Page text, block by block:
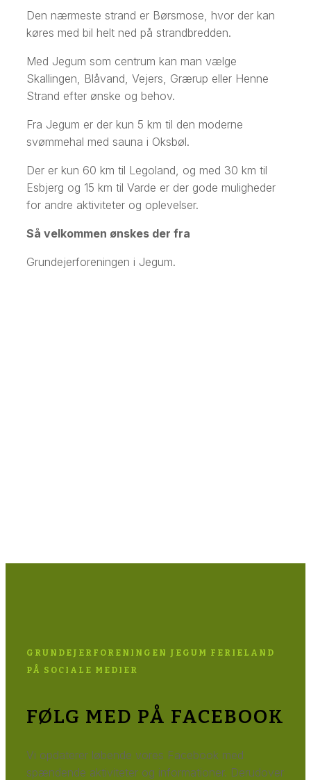
Den nærmeste strand er Børsmose, hvor der kan
køres med bil helt ned på strandbredden.
Med Jegum som centrum kan man vælge
Skallingen, Blåvand, Vejers, Grærup eller Henne
Strand efter ønske og behov.
Fra Jegum er der kun 5 km til den moderne
svømmehal med sauna i Oksbøl.
Der er kun 60 km til Legoland, og med 30 km til
Esbjerg og 15 km til Varde er der gode muligheder
for andre aktiviteter og oplevelser.
Så velkommen ønskes der fra
Grundejerforeningen i Jegum.​​
GRUNDEJERFORENINGEN JEGUM FERIELAND
PÅ SOCIALE MEDIER
FØLG MED PÅ FACEBOOK
Vi opdaterer løbende vores Facebook med
spændende aktiviteter og informationer. Derudover